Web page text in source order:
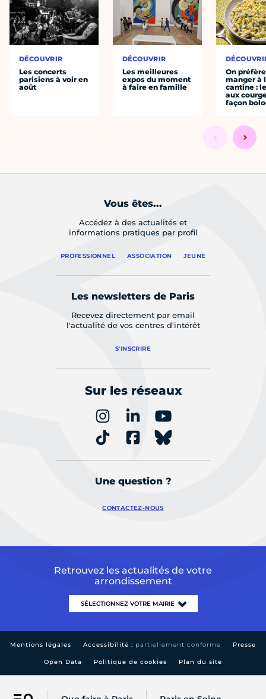
DÉCOUVRIR
Les concerts
parisiens à voir en
août
DÉCOUVRIR
Les meilleures
expos du moment
à faire en famille
On préfère
manger à
cantine :
aux
façon
Vous êtes...
Accédez à des actualités et
informations pratiques par profil
PROFESSIONNEL ASSOCIATION JEUNE
Les newsletters de Paris
Recevez directement par email
l'actualité de vos centres d'intérêt
S'INSCRIRE
Sur les réseaux
Une question ?
CONTACTEZ-NOUS
Retrouvez les actualités de votre
arrondissement
Mentions légales Accessibilité : partiellement conforme Presse
Open Data Politique de cookies Plan du site